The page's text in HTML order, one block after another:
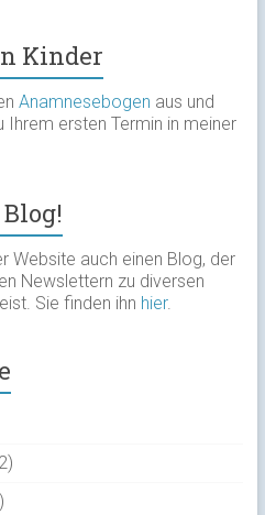
Kinder
Anamnesebogen aus und
Ihrem ersten Termin in meiner
Website auch einen Blog, der
Newslettern zu diversen
Sie finden ihn hier.